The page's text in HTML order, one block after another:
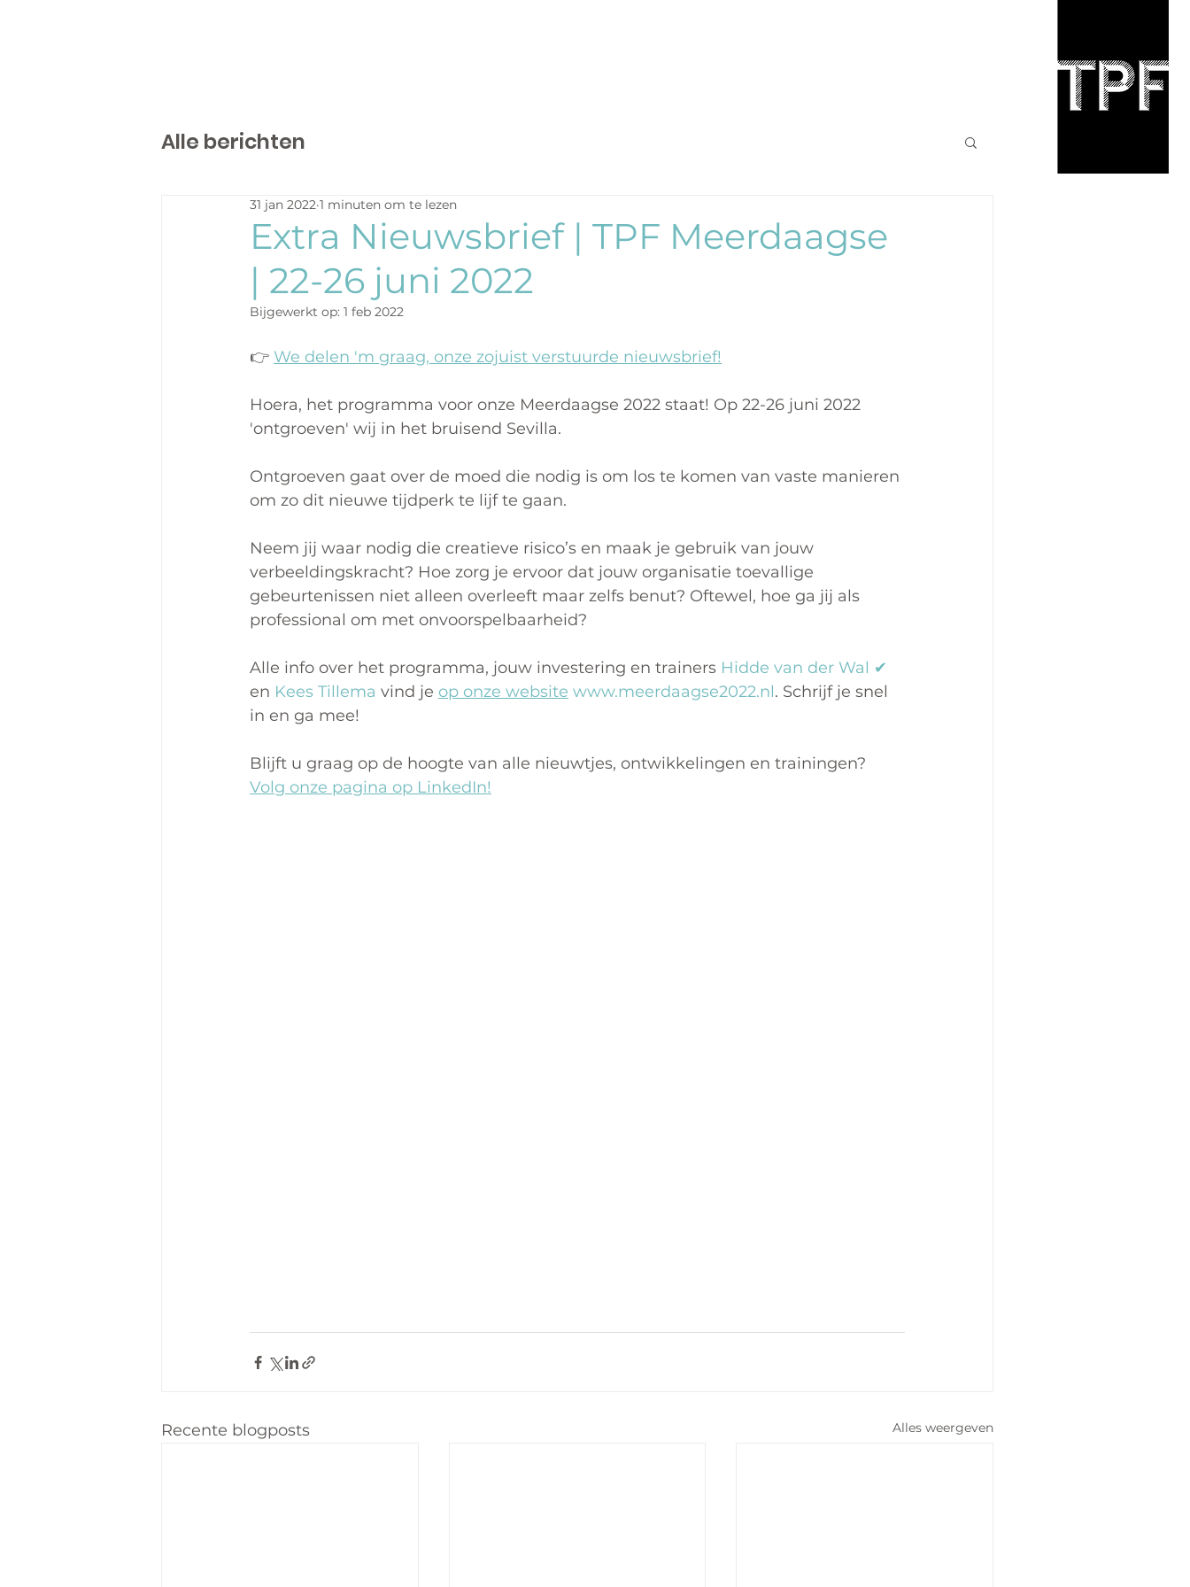
Alle berichten
Extra Nieuwsbrief | TPF Meerdaagse
| 22-26 juni 2022
31 jan 2022 1 minuten om te lezen
Bijgewerkt op: 1 feb 2022
👉 We delen 'm graag, onze zojuist verstuurde nieuwsbrief!
Hoera, het programma voor onze Meerdaagse 2022 staat! Op 22-26 juni 2022
'ontgroeven' wij in het bruisend Sevilla.
Ontgroeven gaat over de moed die nodig is om los te komen van vaste manieren
om zo dit nieuwe tijdperk te lijf te gaan.
Neem jij waar nodig die creatieve risico’s en maak je gebruik van jouw
verbeeldingskracht? Hoe zorg je ervoor dat jouw organisatie toevallige
gebeurtenissen niet alleen overleeft maar zelfs benut? Oftewel, hoe ga jij als
professional om met onvoorspelbaarheid?
Alle info over het programma, jouw investering en trainers Hidde van der Wal ✔
en Kees Tillema vind je op onze website www.meerdaagse2022.nl. Schrijf je snel
in en ga mee!
Blijft u graag op de hoogte van alle nieuwtjes, ontwikkelingen en trainingen?
Volg onze pagina op LinkedIn!
Recente blogposts Alles weergeven